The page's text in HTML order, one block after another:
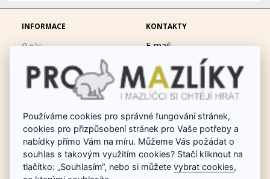
INFORMACE
O nás
Doprava a platba
Ochrana osobních údajů
Obchodní podmínky
Fotogalerie
Odstoupit od smlouvy
Poradna chovu králíků
Dárkové poukazy
KONTAKTY
E-mail:
eshop@promazliky.eu
Mobil: 728677864
po-pá 9:00-19:00
Messenger:
hrackynejenprousacky
Používáme cookies pro správné fungování stránek,
cookies pro přizpůsobení stránek pro Vaše potřeby a
nabídky přímo Vám na míru. Můžeme Vás požádat o
souhlas s takovým využitím cookies? Stačí kliknout na
tlačítko: „Souhlasím“, nebo si můžetevybrat cookies,